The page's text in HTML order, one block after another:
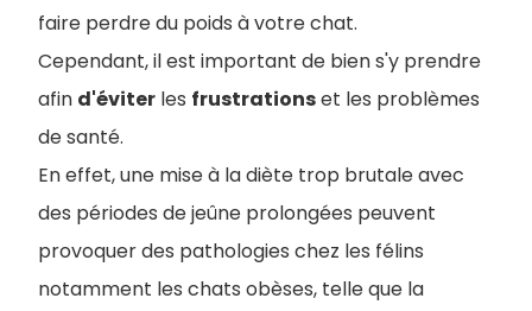
faire perdre du poids à votre chat.
Cependant, il est important de bien s'y prendre
afin d'éviter les frustrationset les problèmes
de santé.
En effet, une mise à la diète trop brutale avec
des périodes de jeûne prolongées peuvent
provoquer des pathologies chez les félins
notamment les chats obèses, telle que la